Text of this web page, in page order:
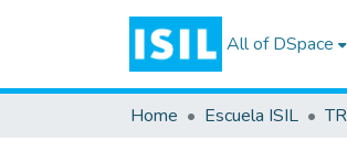
All of DSpace
Home Escuela ISIL